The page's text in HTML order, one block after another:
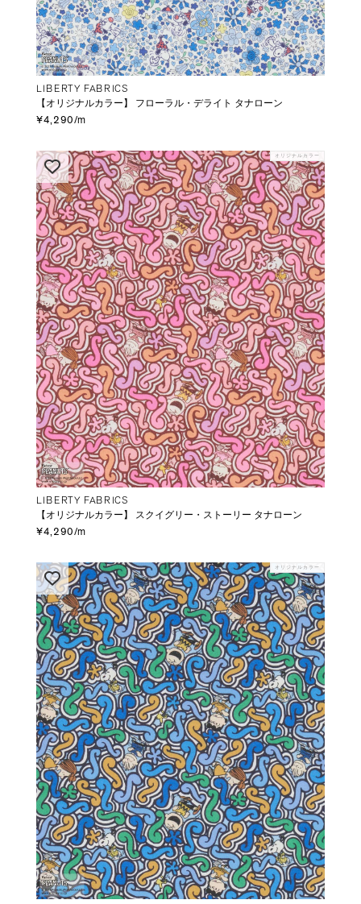
LIBERTY FABRICS
【オリジナルカラー】 フローラル・デライト タナローン
¥4,290/m
オリジナルカラー
LIBERTY FABRICS
【オリジナルカラー】 スクイグリー・ストーリー タナローン
¥4,290/m
オリジナルカラー